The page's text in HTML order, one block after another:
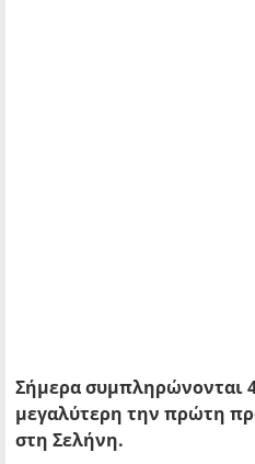
Σήμερα συμπληρώνονται
μεγαλύτερη την πρώτη
στη Σελήνη.